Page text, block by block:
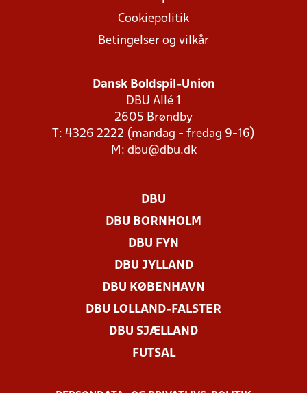
Cookiepolitik
Betingelser og vilkår
Dansk Boldspil-Union
DBU Allé 1
2605 Brøndby
T: 4326 2222 (mandag - fredag 9-16)
M: dbu@dbu.dk
DBU
DBU BORNHOLM
DBU FYN
DBU JYLLAND
DBU KØBENHAVN
DBU LOLLAND-FALSTER
DBU SJÆLLAND
FUTSAL